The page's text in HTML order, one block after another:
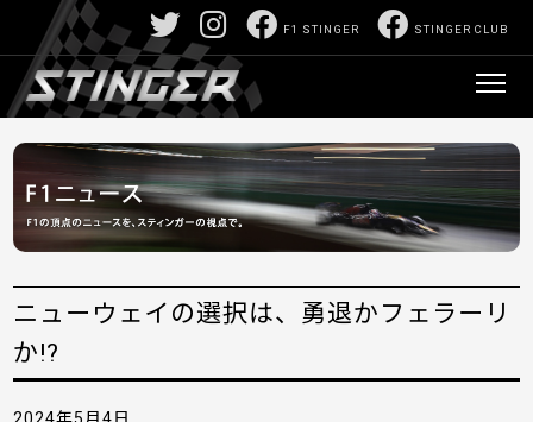
STINGER CLUB
F1 STINGER
ニューウェイの選択は、勇退かフェラーリ
か!?